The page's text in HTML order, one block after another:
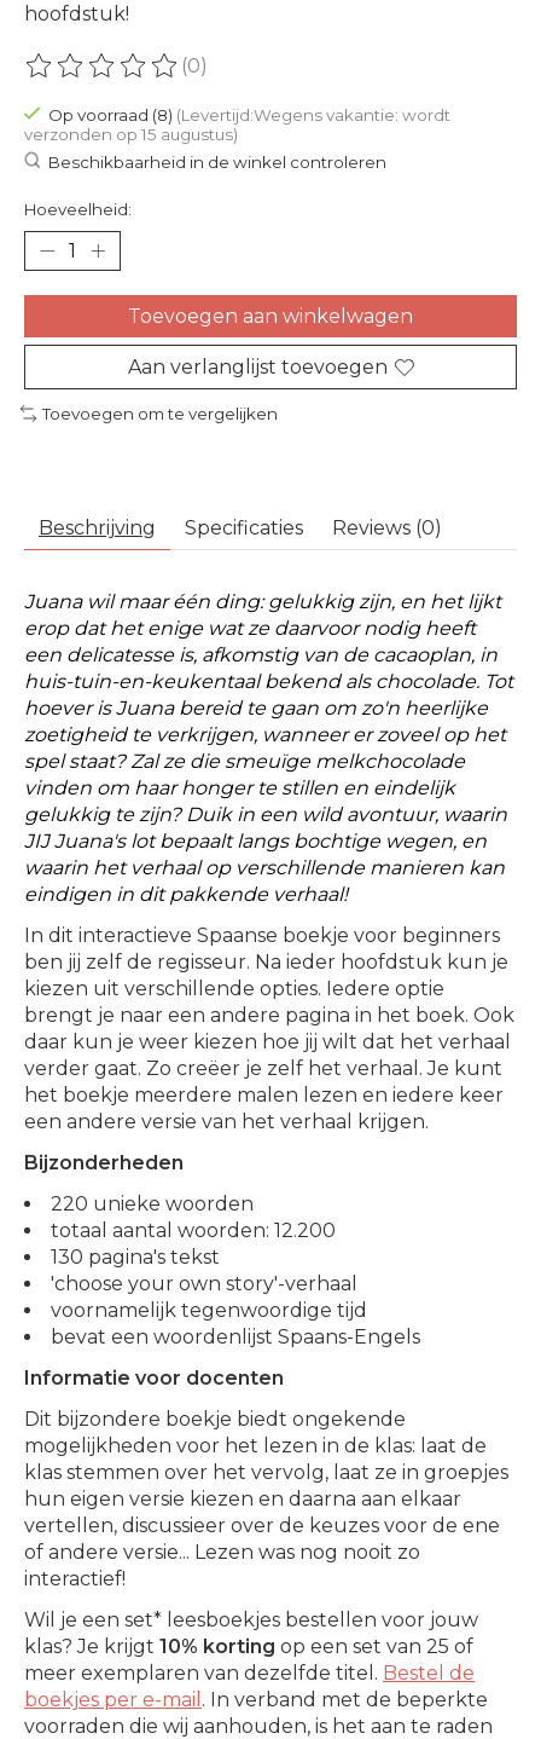
hoofdstuk!
De beoordeling van dit product is
(0)
Op voorraad (8) (Levertijd:Wegens vakantie: wordt
verzonden op 15 augustus)
Beschikbaarheid in de winkel controleren
Hoeveelheid:
Toevoegen aan winkelwagen
Aan verlanglijst toevoegen
Toevoegen om te vergelijken
Beschrijving Specificaties Reviews (0)
Juana wil maar één ding: gelukkig zijn, en het lijkt
erop dat het enige wat ze daarvoor nodig heeft
een delicatesse is, afkomstig van de cacaoplan, in
huis-tuin-en-keukentaal bekend als chocolade. Tot
hoever is Juana bereid te gaan om zo'n heerlijke
zoetigheid te verkrijgen, wanneer er zoveel op het
spel staat? Zal ze die smeuïge melkchocolade
vinden om haar honger te stillen en eindelijk
gelukkig te zijn? Duik in een wild avontuur, waarin
JIJ Juana's lot bepaalt langs bochtige wegen, en
waarin het verhaal op verschillende manieren kan
eindigen in dit pakkende verhaal!
In dit interactieve Spaanse boekje voor beginners
ben jij zelf de regisseur. Na ieder hoofdstuk kun je
kiezen uit verschillende opties. Iedere optie
brengt je naar een andere pagina in het boek. Ook
daar kun je weer kiezen hoe jij wilt dat het verhaal
verder gaat. Zo creëer je zelf het verhaal. Je kunt
het boekje meerdere malen lezen en iedere keer
een andere versie van het verhaal krijgen.
Bijzonderheden
220 unieke woorden
totaal aantal woorden: 12.200
130 pagina's tekst
'choose your own story'-verhaal
voornamelijk tegenwoordige tijd
bevat een woordenlijst Spaans-Engels
Informatie voor docenten
Dit bijzondere boekje biedt ongekende
mogelijkheden voor het lezen in de klas: laat de
klas stemmen over het vervolg, laat ze in groepjes
hun eigen versie kiezen en daarna aan elkaar
vertellen, discussieer over de keuzes voor de ene
of andere versie... Lezen was nog nooit zo
interactief!
Wil je een set* leesboekjes bestellen voor jouw
klas? Je krijgt 10% korting op een set van 25 of
meer exemplaren van dezelfde titel. Bestel de
boekjes per e-mail . In verband met de beperkte
voorraden die wij aanhouden, is het aan te raden